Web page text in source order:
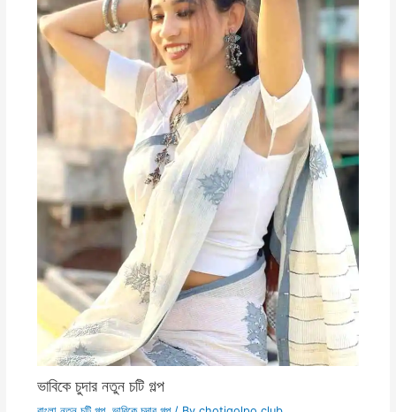
ভাবিকে চুদার নতুন চটি গল্প